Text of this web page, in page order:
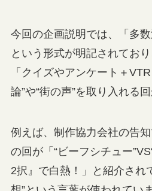
今回の企画説明では、「多数
という形式が明記されてお
「クイズやアンケート＋
論”や“街の声”を取り入れる
例えば、制作協力会社の告
の回が「“ビーフシチュー
2択』で白熱！」と紹介され